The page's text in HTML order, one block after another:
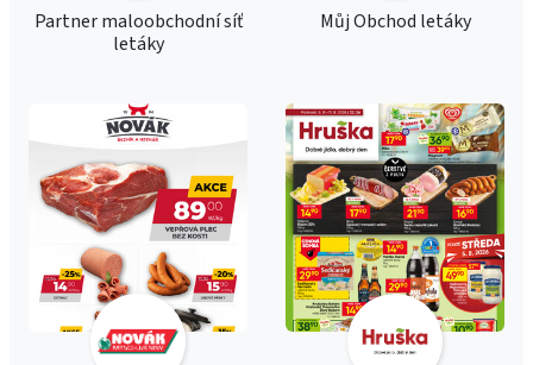
Partner maloobchodní síť
letáky
Můj Obchod letáky